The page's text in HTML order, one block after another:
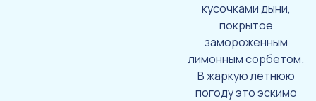
кусочками дыни,
покрытое
замороженным
лимонным сорбетом.
В жаркую летнюю
погоду это эскимо